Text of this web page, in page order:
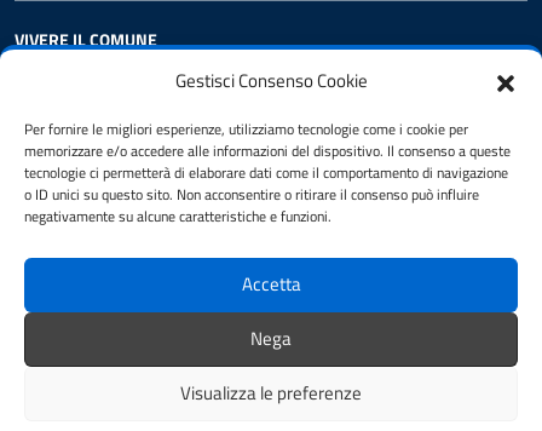
Gestisci Consenso Cookie
Per fornire le migliori esperienze, utilizziamo tecnologie come i cookie per
memorizzare e/o accedere alle informazioni del dispositivo. Il consenso a queste
tecnologie ci permetterà di elaborare dati come il comportamento di navigazione
o ID unici su questo sito. Non acconsentire o ritirare il consenso può influire
negativamente su alcune caratteristiche e funzioni.
Accetta
Nega
Visualizza le preferenze
VIVERE IL COMUNE
Cenni storici
CONTATTI
Comune di Castiglione d'Adda
Via Roma, 130, 26823 Castiglione d'Adda (LO)
Codice fiscale / P. IVA:82502070152 / 07862160152
Telefono: 0377900403